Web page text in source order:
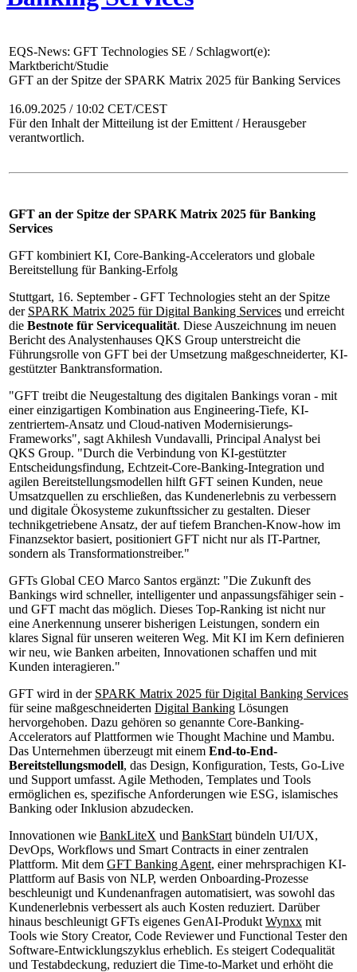
EQS-News: GFT Technologies SE / Schlagwort(e):
Marktbericht/Studie
GFT an der Spitze der SPARK Matrix 2025 für Banking Services
16.09.2025 / 10:02 CET/CEST
Für den Inhalt der Mitteilung ist der Emittent / Herausgeber
verantwortlich.
GFT an der Spitze der SPARK Matrix 2025 für Banking
Services
GFT kombiniert KI, Core-Banking-Accelerators und globale
Bereitstellung für Banking-Erfolg
Stuttgart, 16. September - GFT Technologies steht an der Spitze
der SPARK Matrix 2025 für Digital Banking Services und erreicht
die Bestnote für Servicequalität. Diese Auszeichnung im neuen
Bericht des Analystenhauses QKS Group unterstreicht die
Führungsrolle von GFT bei der Umsetzung maßgeschneiderter, KI-
gestützter Banktransformation.
"GFT treibt die Neugestaltung des digitalen Bankings voran - mit
einer einzigartigen Kombination aus Engineering-Tiefe, KI-
zentriertem-Ansatz und Cloud-nativen Modernisierungs-
Frameworks", sagt Akhilesh Vundavalli, Principal Analyst bei
QKS Group. "Durch die Verbindung von KI-gestützter
Entscheidungsfindung, Echtzeit-Core-Banking-Integration und
agilen Bereitstellungsmodellen hilft GFT seinen Kunden, neue
Umsatzquellen zu erschließen, das Kundenerlebnis zu verbessern
und digitale Ökosysteme zukunftssicher zu gestalten. Dieser
technikgetriebene Ansatz, der auf tiefem Branchen-Know-how im
Finanzsektor basiert, positioniert GFT nicht nur als IT-Partner,
sondern als Transformationstreiber."
GFTs Global CEO Marco Santos ergänzt: "Die Zukunft des
Bankings wird schneller, intelligenter und anpassungsfähiger sein -
und GFT macht das möglich. Dieses Top-Ranking ist nicht nur
eine Anerkennung unserer bisherigen Leistungen, sondern ein
klares Signal für unseren weiteren Weg. Mit KI im Kern definieren
wir neu, wie Banken arbeiten, Innovationen schaffen und mit
Kunden interagieren."
GFT wird in der SPARK Matrix 2025 für Digital Banking Services
für seine maßgeschneiderten Digital Banking Lösungen
hervorgehoben. Dazu gehören so genannte Core-Banking-
Accelerators auf Plattformen wie Thought Machine und Mambu.
Das Unternehmen überzeugt mit einem End-to-End-
Bereitstellungsmodell, das Design, Konfiguration, Tests, Go-Live
und Support umfasst. Agile Methoden, Templates und Tools
ermöglichen es, spezifische Anforderungen wie ESG, islamisches
Banking oder Inklusion abzudecken.
Innovationen wie BankLiteX und BankStart bündeln UI/UX,
DevOps, Workflows und Smart Contracts in einer zentralen
Plattform. Mit dem GFT Banking Agent, einer mehrsprachigen KI-
Plattform auf Basis von NLP, werden Onboarding-Prozesse
beschleunigt und Kundenanfragen automatisiert, was sowohl das
Kundenerlebnis verbessert als auch Kosten reduziert. Darüber
hinaus beschleunigt GFTs eigenes GenAI-Produkt Wynxx mit
Tools wie Story Creator, Code Reviewer und Functional Tester den
Software-Entwicklungszyklus erheblich. Es steigert Codequalität
und Testabdeckung, reduziert die Time-to-Market und erhöht die